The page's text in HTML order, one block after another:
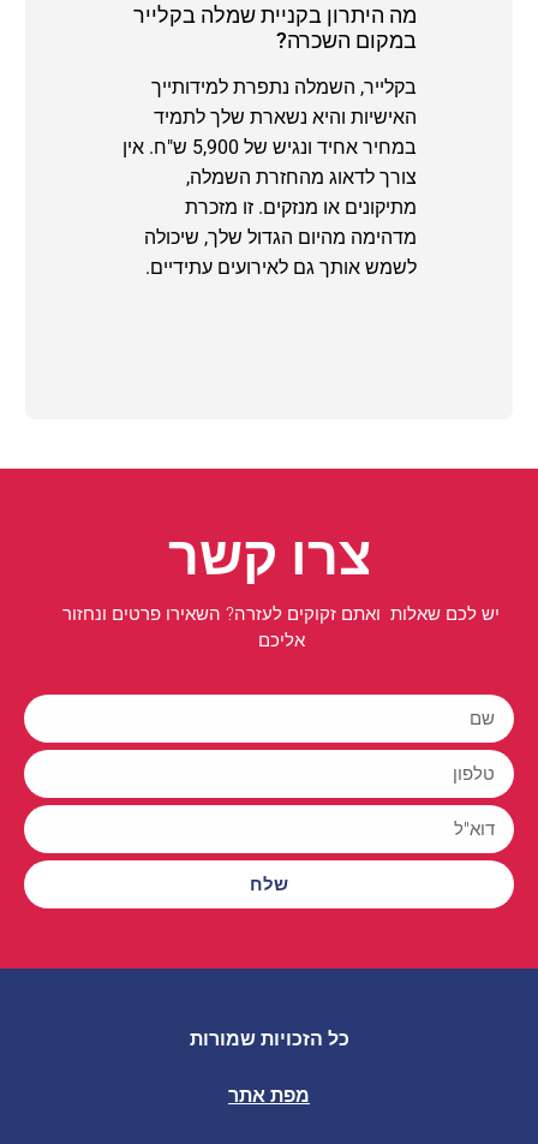
מה היתרון בקניית שמלה בקלייר
במקום השכרה?
בקלייר, השמלה נתפרת למידותייך
האישיות והיא נשארת שלך לתמיד
במחיר אחיד ונגיש של 5,900 ש"ח. אין
צורך לדאוג מהחזרת השמלה,
מתיקונים או מנזקים. זו מזכרת
מדהימה מהיום הגדול שלך, שיכולה
לשמש אותך גם לאירועים עתידיים.
צרו קשר
יש לכם שאלות ואתם זקוקים לעזרה? השאירו פרטים ונחזור
אליכם
שלח
כל הזכויות שמורות
מפת אתר